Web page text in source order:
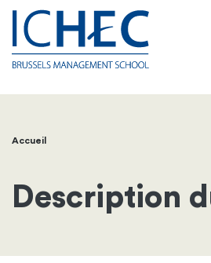
Fil
d'Ariane
Accueil
Description